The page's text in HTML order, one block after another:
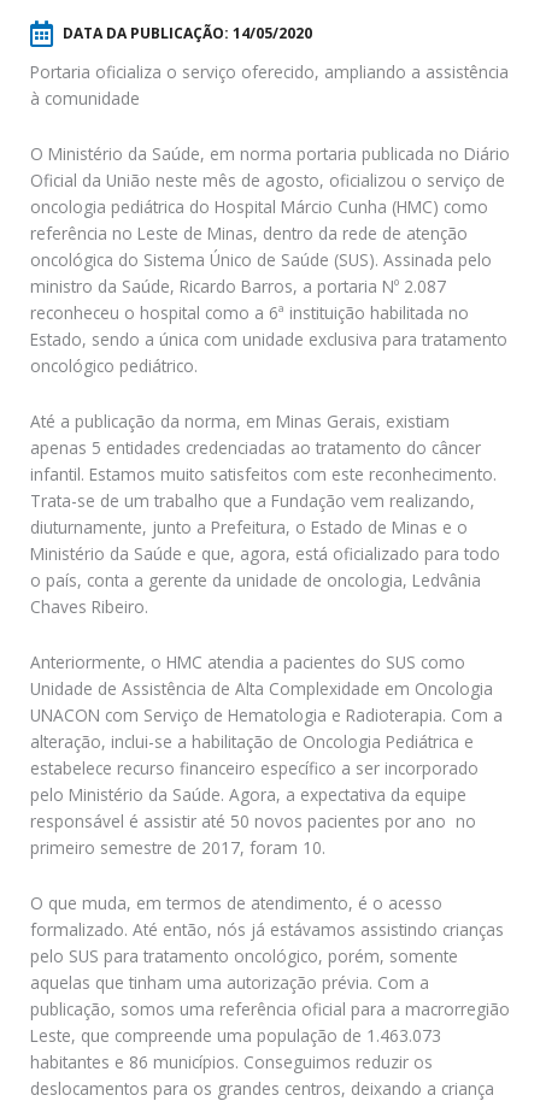
DATA DA PUBLICAÇÃO: 14/05/2020
Portaria oficializa o serviço oferecido, ampliando a assistência
à comunidade
O Ministério da Saúde, em norma portaria publicada no Diário
Oficial da União neste mês de agosto, oficializou o serviço de
oncologia pediátrica do Hospital Márcio Cunha (HMC) como
referência no Leste de Minas, dentro da rede de atenção
oncológica do Sistema Único de Saúde (SUS). Assinada pelo
ministro da Saúde, Ricardo Barros, a portaria Nº 2.087
reconheceu o hospital como a 6ª instituição habilitada no
Estado, sendo a única com unidade exclusiva para tratamento
oncológico pediátrico.
Até a publicação da norma, em Minas Gerais, existiam
apenas 5 entidades credenciadas ao tratamento do câncer
infantil. Estamos muito satisfeitos com este reconhecimento.
Trata-se de um trabalho que a Fundação vem realizando,
diuturnamente, junto a Prefeitura, o Estado de Minas e o
Ministério da Saúde e que, agora, está oficializado para todo
o país, conta a gerente da unidade de oncologia, Ledvânia
Chaves Ribeiro.
Anteriormente, o HMC atendia a pacientes do SUS como
Unidade de Assistência de Alta Complexidade em Oncologia 
UNACON com Serviço de Hematologia e Radioterapia. Com a
alteração, inclui-se a habilitação de Oncologia Pediátrica e
estabelece recurso financeiro específico a ser incorporado
pelo Ministério da Saúde. Agora, a expectativa da equipe
responsável é assistir até 50 novos pacientes por ano  no
primeiro semestre de 2017, foram 10.
O que muda, em termos de atendimento, é o acesso
formalizado. Até então, nós já estávamos assistindo crianças
pelo SUS para tratamento oncológico, porém, somente
aquelas que tinham uma autorização prévia. Com a
publicação, somos uma referência oficial para a macrorregião
Leste, que compreende uma população de 1.463.073
habitantes e 86 municípios. Conseguimos reduzir os
deslocamentos para os grandes centros, deixando a criança